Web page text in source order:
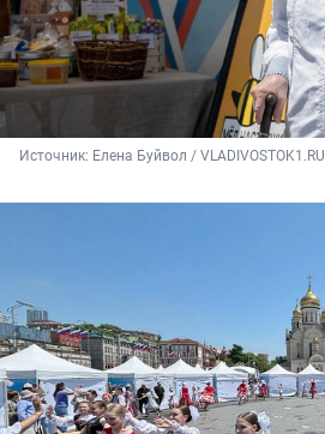
Источник: Елена Буйвол / VLADIVOSTOK1.RU